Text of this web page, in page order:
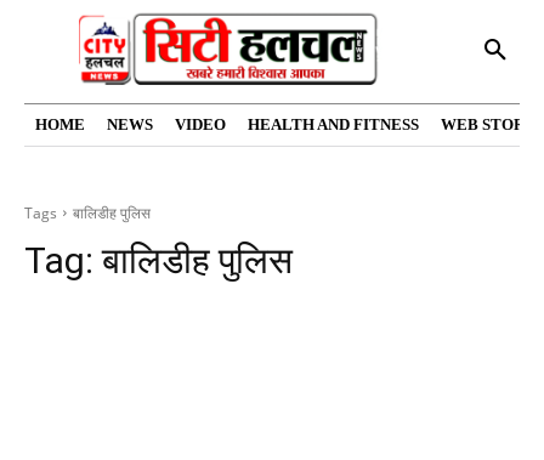
HOME NEWS VIDEO HEALTH AND FITNESS WEB
Tags बालिडीह पुलिस
Tag:बालिडीह पुलिस